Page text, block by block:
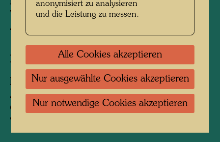
Herausgegeben von: Postverwaltung der
Vereinten Nationen (U.N. Postal
Administration), Vienna
Nach Werk 835 (Adaptation)
Information:
Anläßlich des UN Sozialgipfels in Kopenhagen,
6. - 12. März 1995; gemeinsam mit 841A und
926A
anonymisiert zu analysieren
und die Leistung zu messen.
Alle Cookies akzeptieren
Nur ausgewählte Cookies akzeptieren
Nur notwendige Cookies akzeptieren